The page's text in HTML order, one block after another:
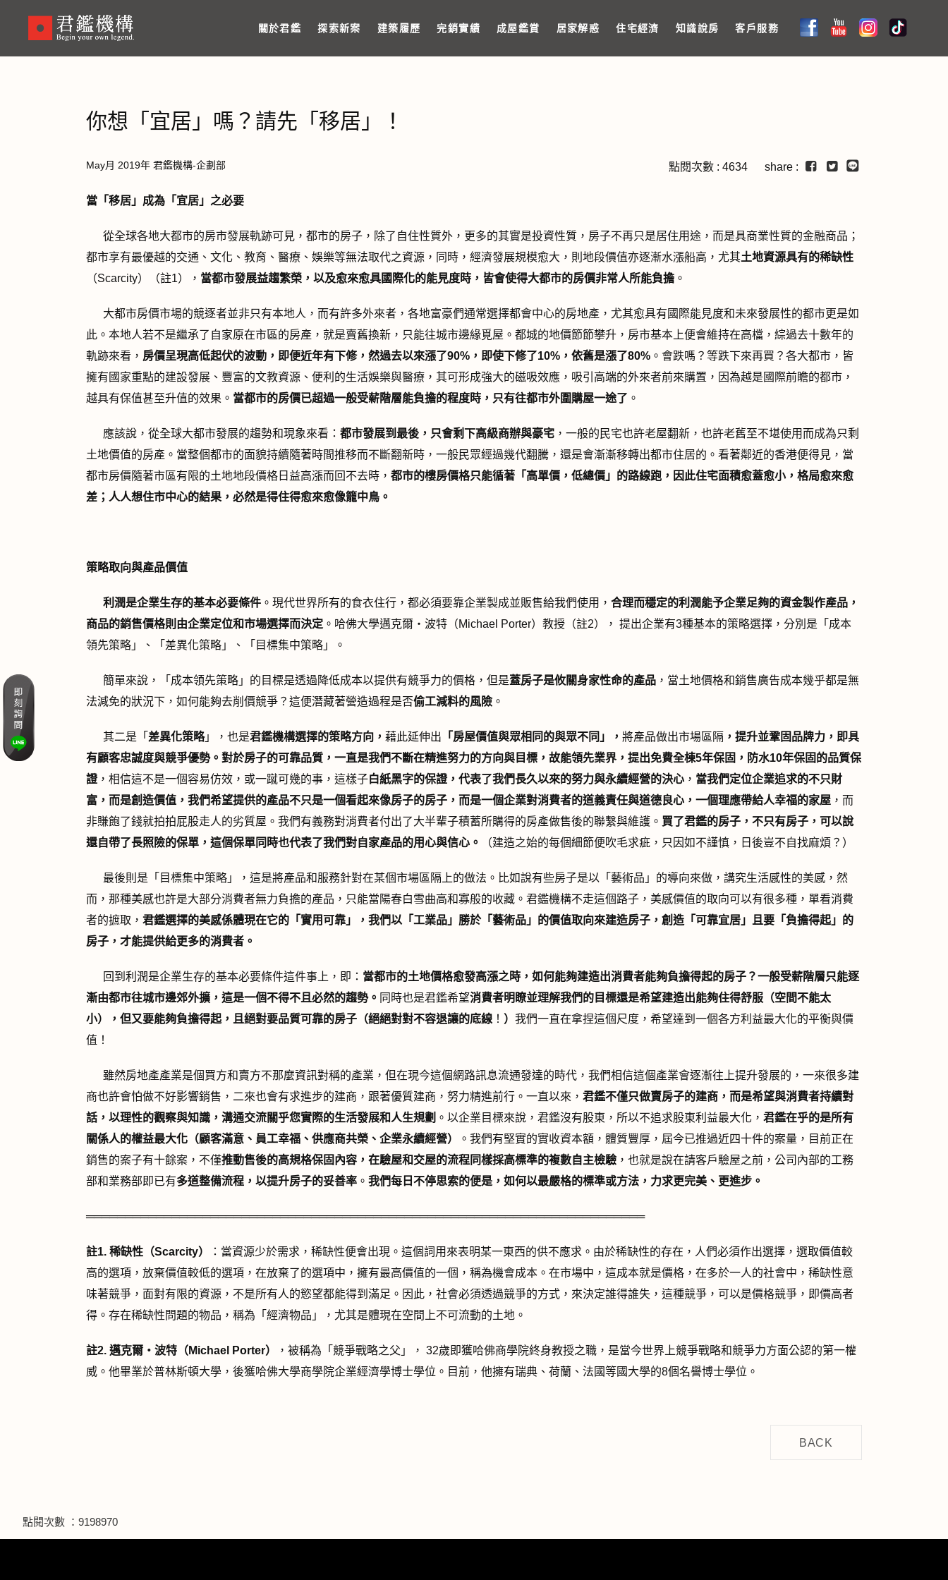
關於君鑑 探索新案 建築履歷 完銷實績 成屋鑑賞 居家解惑 住宅經濟 知識說房 客戶服務
你想「宜居」嗎？請先「移居」！
May月 2019年 君鑑機構-企劃部 點閱次數 : 4634 share :
當「移居」成為「宜居」之必要
從全球各地大都市的房市發展軌跡可見，都市的房子，除了自住性質外，更多的其實是投資性質，房子不再只是居住用途，而是具商業性質的金融商品；
都市享有最優越的交通、文化、教育、醫療、娛樂等無法取代之資源，同時，經濟發展規模愈大，則地段價值亦逐漸水漲船高，尤其土地資源具有的稀缺性
（Scarcity）（註1）， 當都市發展益趨繁榮，以及愈來愈具國際化的能見度時，皆會使得大都市的房價非常人所能負擔 。
大都市房價市場的競逐者並非只有本地人，而有許多外來者，各地富豪們通常選擇都會中心的房地產，尤其愈具有國際能見度和未來發展性的都市更是如
此。本地人若不是繼承了自家原在市區的房產，就是賣舊換新，只能往城市邊緣覓屋。都城的地價節節攀升，房市基本上便會維持在高檔，綜過去十數年的
軌跡來看， 房價呈現高低起伏的波動，即便近年有下修，然過去以來漲了90% ，即使下修了10% ，依舊是漲了80% 。會跌嗎？等跌下來再買？各大都市，皆
擁有國家重點的建設發展、豐富的文教資源、便利的生活娛樂與醫療，其可形成強大的磁吸效應，吸引高端的外來者前來購置，因為越是國際前瞻的都市，
越具有保值甚至升值的效果。 當都市的房價已超過一般受薪階層能負擔的程度時，只有往都市外圍購屋一途了 。
應該說，從全球大都市發展的趨勢和現象來看： 都市發展到最後，只會剩下高級商辦與豪宅 ，一般的民宅也許老屋翻新，也許老舊至不堪使用而成為只剩
土地價值的房產。當整個都市的面貌持續隨著時間推移而不斷翻新時，一般民眾經過幾代翻騰，還是會漸漸移轉出都市住居的。看著鄰近的香港便得見，當
都市房價隨著市區有限的土地地段價格日益高漲而回不去時， 都市的樓房價格只能循著「高單價，低總價」的路線跑，因此住宅面積愈蓋愈小，格局愈來愈
差；人人想住市中心的結果，必然是得住得愈來愈像籠中鳥。
策略取向與產品價值
利潤是企業生存的基本必要條件 。現代世界所有的食衣住行，都必須要靠企業製成並販售給我們使用， 合理而穩定的利潤能予企業足夠的資金製作產品，
商品的銷售價格則由企業定位和市場選擇而決定 。哈佛大學邁克爾‧波特（Michael Porter）教授（註2）， 提出企業有3種基本的策略選擇，分別是「成本
領先策略」、「差異化策略」、「目標集中策略」。
簡單來說，「成本領先策略」的目標是透過降低成本以提供有競爭力的價格，但是蓋房子是攸關身家性命的產品 ，當土地價格和銷售廣告成本幾乎都是無
法減免的狀況下，如何能夠去削價競爭？這便潛藏著營造過程是否偷工減料的風險 。
其二是「 差異化策略」，也是君鑑機構選擇的策略方向， 藉此延伸出 「房屋價值與眾相同的與眾不同」， 將產品做出市場區隔 ，提升並鞏固品牌力，即具
有顧客忠誠度與競爭優勢。對於房子的可靠品質，一直是我們不斷在精進努力的方向與目標，故能領先業界，提出免費全棟5年保固，防水10年保固的品質保
證 ，相信這不是一個容易仿效，或一蹴可幾的事，這樣子白紙黑字的保證，代表了我們長久以來的努力與永續經營的決心 ， 當我們定位企業追求的不只財
富，而是創造價值，我們希望提供的產品不只是一個看起來像房子的房子，而是一個企業對消費者的道義責任與道德良心，一個理應帶給人幸福的家屋 ，而
非賺飽了錢就拍拍屁股走人的劣質屋。我們有義務對消費者付出了大半輩子積蓄所購得的房產做售後的聯繫與維護。 買了君鑑的房子，不只有房子，可以說
還自帶了長照險的保單，這個保單同時也代表了我們對自家產品的用心與信心。
（建造之始的每個細節便吹毛求疵，只因如不謹慎，日後豈不自找麻煩？）
最後則是「目標集中策略」，這是將產品和服務針對在某個市場區隔上的做法。比如說有些房子是以「藝術品」的導向來做，講究生活感性的美感，然
而，那種美感也許是大部分消費者無力負擔的產品，只能當陽春白雪曲高和寡般的收藏。君鑑機構不走這個路子，美感價值的取向可以有很多種，單看消費
者的摭取， 君鑑選擇的美感係體現在它的「實用可靠」，我們以「工業品」勝於「藝術品」的價值取向來建造房子，創造「可靠宜居」且要「負擔得起」的
房子，才能提供給更多的消費者。
回到利潤是企業生存的基本必要條件這件事上，即： 當都市的土地價格愈發高漲之時，如何能夠建造出消費者能夠負擔得起的房子？一般受薪階層只能逐
漸由都市往城市邊郊外擴，這是一個不得不且必然的趨勢。 同時也是君鑑希望消費者明瞭並理解我們的目標還是希望建造出能夠住得舒服（空間不能太
小），但又要能夠負擔得起，且絕對要品質可靠的房子（絕絕對對不容退讓的底線 ！ ） 我們一直在拿捏這個尺度，希望達到一個各方利益最大化的平衡與價
值！
雖然房地產產業是個買方和賣方不那麼資訊對稱的產業，但在現今這個網路訊息流通發達的時代，我們相信這個產業會逐漸往上提升發展的，一來很多建
商也許會怕做不好影響銷售，二來也會有求進步的建商，跟著優質建商，努力精進前行。一直以來， 君鑑不僅只做賣房子的建商，而是希望與消費者持續對
話，以理性的觀察與知識，溝通交流關乎您實際的生活發展和人生規劃 。以企業目標來說，君鑑沒有股東，所以不追求股東利益最大化， 君鑑在乎的是所有
關係人的權益最大化（顧客滿意、員工幸福、供應商共榮、企業永續經營）
。我們有堅實的實收資本額，體質豐厚，屆今已推過近四十件的案量，目前正在
銷售的案子有十餘案，不僅推動售後的高規格保固內容，在驗屋和交屋的流程同樣採高標準的複數自主檢驗 ，也就是說在請客戶驗屋之前，公司內部的工務
部和業務部即已有多道整備流程，以提升房子的妥善率 。 我們每日不停思索的便是，如何以最嚴格的標準或方法，力求更完美、更進步。
════════════════════════════════════════════════════════════════════════
註1. 稀缺性（Scarcity）
：當資源少於需求，稀缺性便會出現。這個詞用來表明某一東西的供不應求。由於稀缺性的存在，人們必須作出選擇，選取價值較
高的選項，放棄價值較低的選項，在放棄了的選項中，擁有最高價值的一個，稱為機會成本。在市場中，這成本就是價格，在多於一人的社會中，稀缺性意
味著競爭，面對有限的資源，不是所有人的慾望都能得到滿足。因此，社會必須透過競爭的方式，來決定誰得誰失，這種競爭，可以是價格競爭，即價高者
得。存在稀缺性問題的物品，稱為「經濟物品」，尤其是體現在空間上不可流動的土地。
註2. 邁克爾 ‧ 波特（Michael Porter）
，被稱為「競爭戰略之父」， 32歲即獲哈佛商學院終身教授之職，是當今世界上競爭戰略和競爭力方面公認的第一權
威。他畢業於普林斯頓大學，後獲哈佛大學商學院企業經濟學博士學位。目前，他擁有瑞典、荷蘭、法國等國大學的8個名譽博士學位。
BACK
點閱次數 ：9198970